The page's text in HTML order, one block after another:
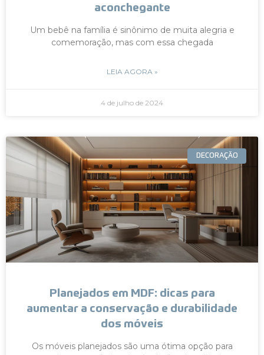
aconchegante
Um bebê na família é sinônimo de muita alegria e
comemoração, mas com essa chegada
LEIA AGORA »
4 de julho de 2024
DECORAÇÃO
Planejados em MDF: dicas para
aumentar a conservação e durabilidade
dos móveis
Os móveis planejados são uma ótima opção para